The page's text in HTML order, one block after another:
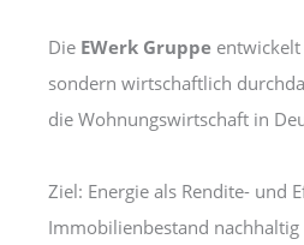
Die EWerk Gruppe
sondern wirtschaftlich
die Wohnungswirtschaft in
Ziel: Energie als Rendite- und
Immobilienbestand nachhaltig